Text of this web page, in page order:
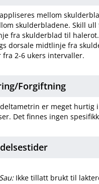
mellom
skulderbladene. Skill
fra skulderblad til
dorsale midtlinje fra
fra 2-6 ukers intervaller.
Forgiftning
er meget hurtig
Det finnes ingen
Sau:Ikke tillatt brukt til